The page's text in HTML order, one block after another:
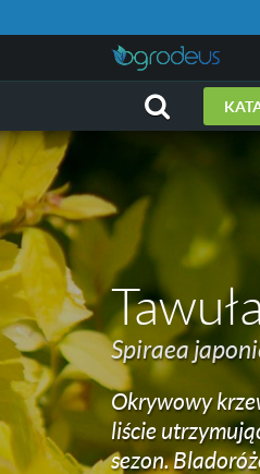
Spiraea
Okrywowy
liście
sezon.